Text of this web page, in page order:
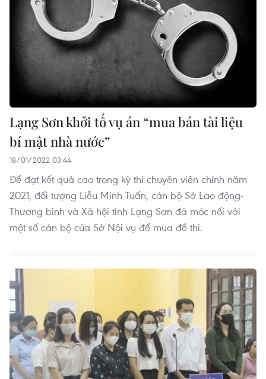
Lạng Sơn khởi tố vụ án “mua bán tài liệu
bí mật nhà nước”
18/01/2022 03:44
Để đạt kết quả cao trong kỳ thi chuyên viên chính năm
2021, đối tượng Liễu Minh Tuấn, cán bộ Sở Lao động-
Thương binh và Xã hội tỉnh Lạng Sơn đã móc nối với
một số cán bộ của Sở Nội vụ để mua đề thi.